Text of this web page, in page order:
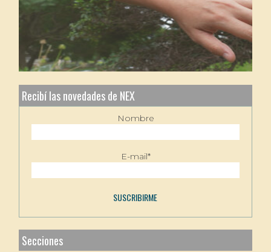
Recibí las novedades de NEX
Nombre
E-mail*
Secciones